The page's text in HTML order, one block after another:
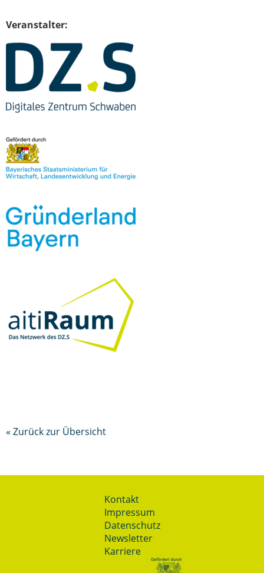
Veranstalter:
« Zurück zur Übersicht
Kontakt
Impressum
Datenschutz
Newsletter
Karriere